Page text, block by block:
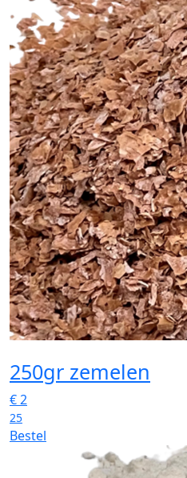
250gr zemelen
€2
25
Bestel